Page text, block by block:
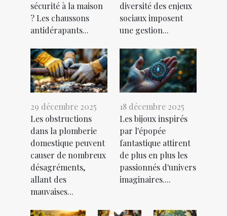
sécurité à la maison
? Les chaussons
antidérapants...
diversité des enjeux
sociaux imposent
une gestion...
29 décembre 2025
Les obstructions
dans la plomberie
domestique peuvent
causer de nombreux
désagréments,
allant des
mauvaises...
18 décembre 2025
Les bijoux inspirés
par l'épopée
fantastique attirent
de plus en plus les
passionnés d'univers
imaginaires....